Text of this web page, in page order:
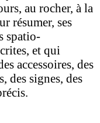
au rocher, à la
résumer, ses
spatio-
et qui
accessoires, des
des signes, des